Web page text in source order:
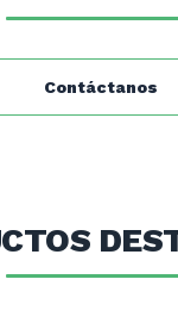
Contáctanos